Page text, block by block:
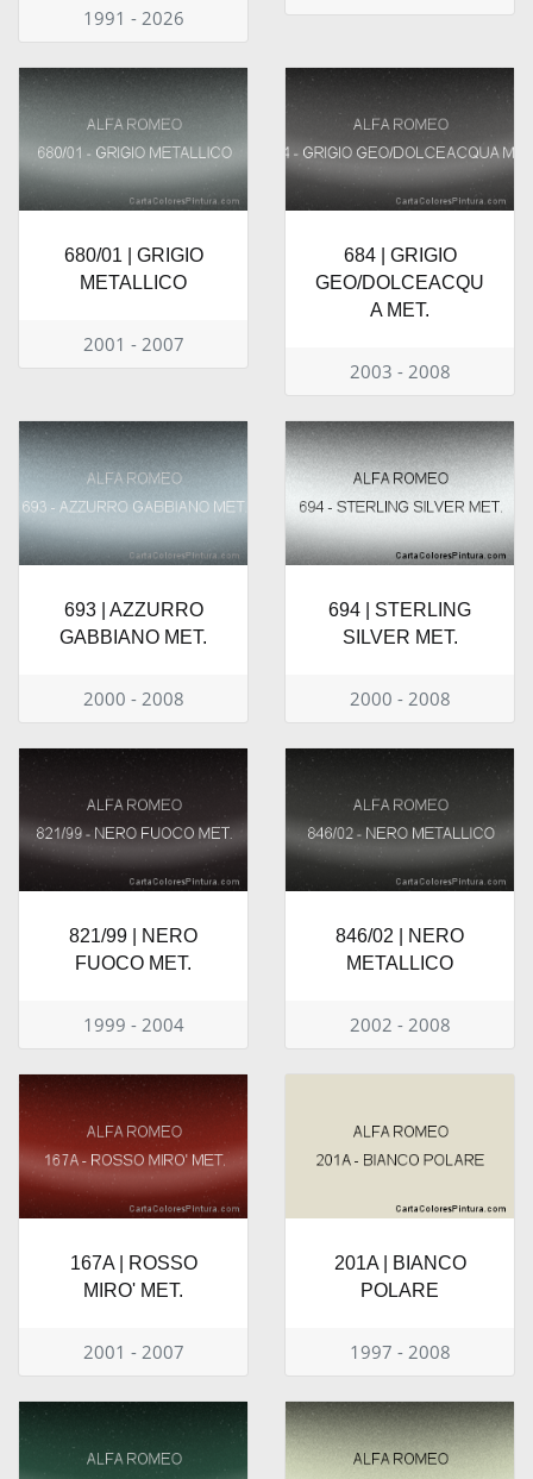
1991 - 2026
680/01 | GRIGIO
METALLICO
2001 - 2007
684 | GRIGIO
GEO/DOLCEACQU
A MET.
2003 - 2008
693 | AZZURRO
GABBIANO MET.
2000 - 2008
694 | STERLING
SILVER MET.
2000 - 2008
821/99 | NERO
FUOCO MET.
1999 - 2004
846/02 | NERO
METALLICO
2002 - 2008
167A | ROSSO
MIRO' MET.
2001 - 2007
201A | BIANCO
POLARE
1997 - 2008